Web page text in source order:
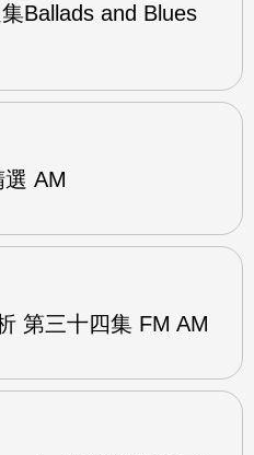
Ballads and Blues
AM
第三十四集 FM AM